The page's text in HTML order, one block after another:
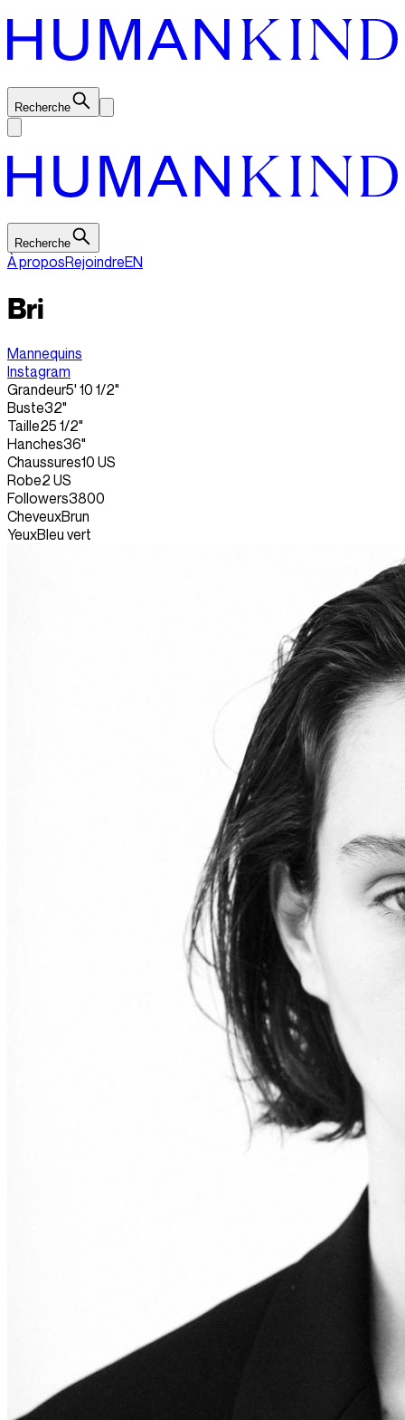
Recherche
Recherche
À proposRejoindreEN
Bri
Mannequins
Instagram
Grandeur5' 10 1/2"
Buste32"
Taille25 1/2"
Hanches36"
Chaussures10 US
Robe2 US
Followers3800
CheveuxBrun
YeuxBleu vert